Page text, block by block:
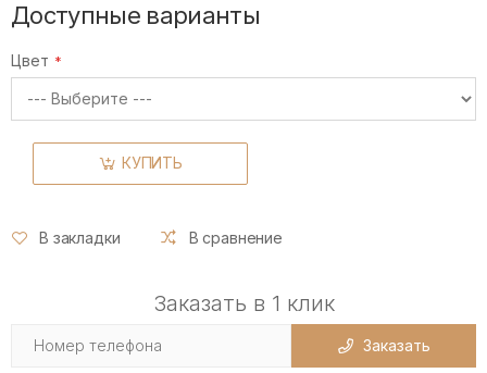
Доступные варианты
Цвет
КУПИТЬ
В закладки В сравнение
Заказать в 1 клик
Заказать